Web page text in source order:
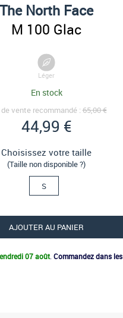
The North Face
M 100 Glac
Léger
En stock
de vente recommandé :65,00 €
44,99 €
Choisissez votre taille
(Taille non disponible ?)
S
AJOUTER AU PANIER
07 août Commandez dans les